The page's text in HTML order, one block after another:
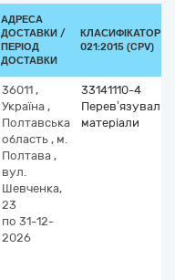
АДРЕСА
ДОСТАВКИ /
ПЕРІОД
ДОСТАВКИ
КЛАСИФІКАТОР
021:2015 (CPV)
36011 ,
Україна ,
Полтавська
область , м.
Полтава ,
вул.
Шевченка,
23
по 31-12-
2026
33141110-4
матеріали